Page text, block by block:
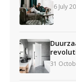
6 July
31